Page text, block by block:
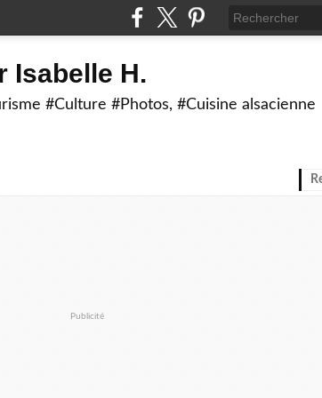
Isabelle H.
#Culture #Photos, #Cuisine alsacienne
Publicité